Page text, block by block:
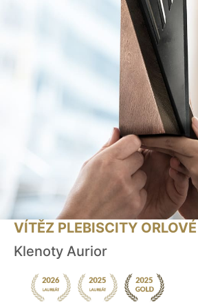
VÍTĚZ PLEBISCITY ORLOVÉ
Klenoty Aurior